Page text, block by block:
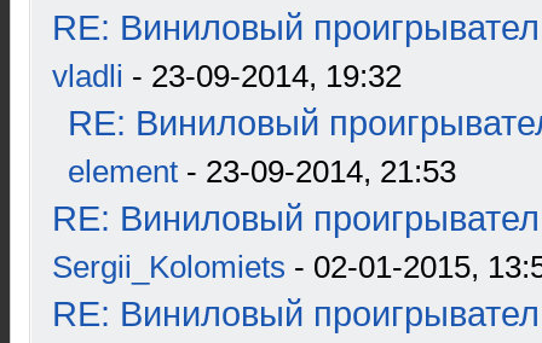
RE: Виниловый
vladli - 23-09-2014, 19:32
RE: Виниловый
element - 23-09-2014, 21:53
RE: Виниловый
Sergii_Kolomiets - 02-01-2015,
RE: Виниловый